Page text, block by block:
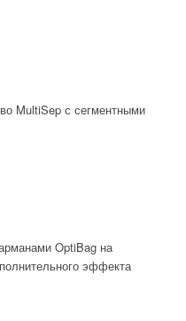
MultiSep с сегментными
OptiBag на
эффекта